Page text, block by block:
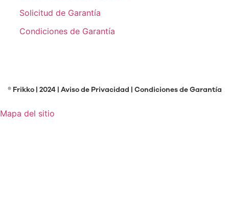
Solicitud de Garantía
Condiciones de Garantía
® Frikko | 2024 | Aviso de Privacidad | Condiciones de Garantía
Mapa del sitio